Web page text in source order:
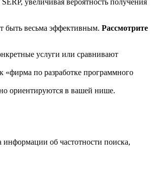
увеличивая вероятность получения
быть весьма эффективным. Рассмотрите
услуги или сравнивают
«фирма по разработке программного
ориентируются в вашей нише.
информации об частотности поиска,